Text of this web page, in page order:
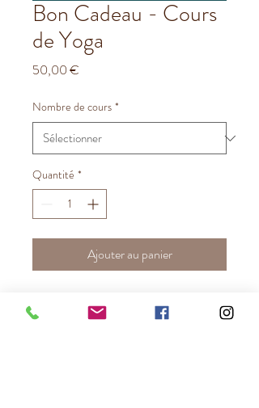
Bon Cadeau - Cours
de Yoga
50,00 €
Nombre de cours *
Quantité *
Ajouter au panier
Offrez à vos proches notre Bon
Cadeau Yoga pour venir